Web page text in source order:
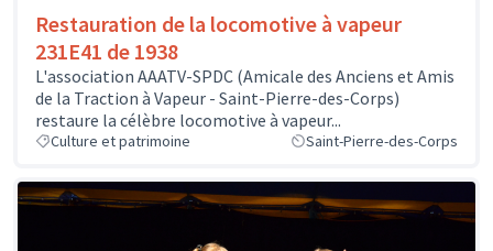
Restauration de la locomotive à vapeur
231E41 de 1938
L'association AAATV-SPDC (Amicale des Anciens et Amis
de la Traction à Vapeur - Saint-Pierre-des-Corps)
restaure la célèbre locomotive à vapeur...
Culture et patrimoine Saint-Pierre-des-Corps